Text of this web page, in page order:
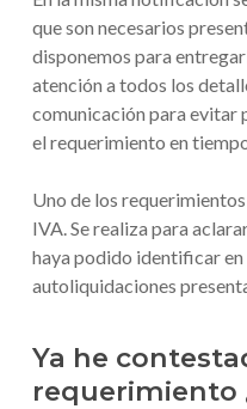
que son necesarios
disponemos para
atención a todos los
comunicación para evitar
el requerimiento en
Uno de los
IVA. Se realiza para
haya podido identificar en
autoliquidaciones
Ya he
requerimiento